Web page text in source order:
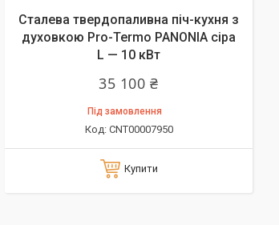
Сталева твердопаливна піч-кухня з
духовкою Pro-Termo PANONIA сіра
L — 10 кВт
35 100 ₴
Під замовлення
CNT00007950
Купити